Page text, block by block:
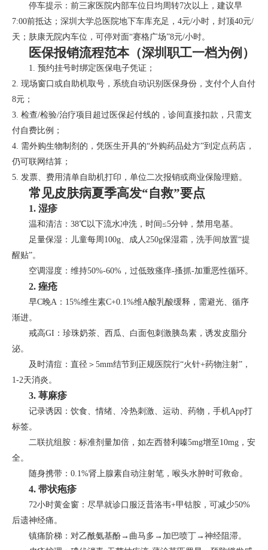
停车提示：前三家医院内部车位日均周转7次以上，建议早
7:00前抵达；深圳大学总医院地下车库充足，4元/小时，封顶40元/
天；肤康无院内车位，可停对面“赛格广场”8元/小时。
医保报销流程范本（深圳职工一档为例）
1. 预约挂号时绑定医保电子凭证；
2. 现场窗口或自助机取号，系统自动识别医保身份，支付个人自付
8元；
3. 检查/检验/治疗项目超过医保起付线的，诊间直接扣款，只需支
付自费比例；
4. 需外购生物制剂的，凭医生开具的“外购药品处方”到定点药店，
仍可联网结算；
5. 发票、费用清单自助机打印，单位二次报销或商业保险理赔。
常见皮肤病夏季高发“自救”要点
1. 湿疹
温和清洁：38℃以下流水冲洗，时间≤5分钟，禁用皂基。
足量保湿：儿童每周100g、成人250g保湿霜，洗手间放置“提
醒贴”。
空调湿度：维持50%-60%，过低致瘙痒-搔抓-加重恶性循环。
2. 痤疮
早C晚A：15%维生素C+0.1%维A酸乳酸缓释，需避光、循序
渐进。
戒高GI：珍珠奶茶、西瓜、白面包刺激胰岛素，诱发皮脂分
泌。
及时清痘：直径＞5mm结节到正规医院行“火针+药物注射”，
1-2天消炎。
3. 荨麻疹
记录诱因：饮食、情绪、冷热刺激、运动、药物，手机App打
标签。
二联抗组胺：标准剂量加倍，如左西替利嗪5mg增至10mg，安
全。
随身携带：0.1%肾上腺素自动注射笔，喉头水肿时可救命。
4. 带状疱疹
72小时黄金窗：尽早就诊口服泛昔洛韦+甲钴胺，可减少50%
后遗神经痛。
镇痛阶梯：对乙酰氨基酚→曲马多→加巴喷丁→神经阻滞。